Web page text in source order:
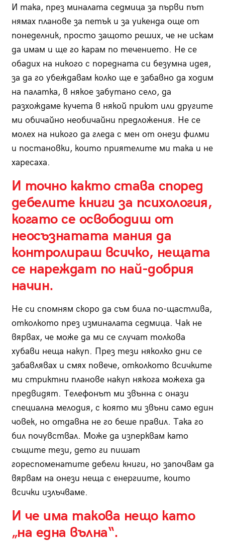
И така, през миналата седмица за първи път
нямах планове за петък и за уикенда още от
понеделник, просто защото реших, че не искам
да имам и ще го карам по течението. Не се
обадих на никого с поредната си безумна идея,
за да го убеждавам колко ще е забавно да ходим
на палатка, в някое забутано село, да
разхождаме кучета в някой приют или другите
ми обичайно необичайни предложения. Не се
молех на никого да гледа с мен от онези филми
и постановки, които приятелите ми така и не
харесаха.
И точно както става според
дебелите книги за психология,
когато се освободиш от
неосъзнатата мания да
контролираш всичко, нещата
се нареждат по най-добрия
начин.
Не си спомням скоро да съм била по-щастлива,
отколкото през изминалата седмица. Чак не
вярвах, че може да ми се случат толкова
хубави неща накуп. През тези няколко дни се
забавлявах и смях повече, отколкото всичките
ми стриктни планове накуп някога можеха да
предвидят. Телефонът ми звънна с онази
специална мелодия, с която ми звъни само един
човек, но отдавна не го беше правил. Така го
бил почувствал. Може да изперквам като
същите тези, дето ги пишат
гореспоменатите дебели книги, но започвам да
вярвам на онези неща с енергиите, които
всички излъчваме.
И че има такова нещо като
„на една вълна“.